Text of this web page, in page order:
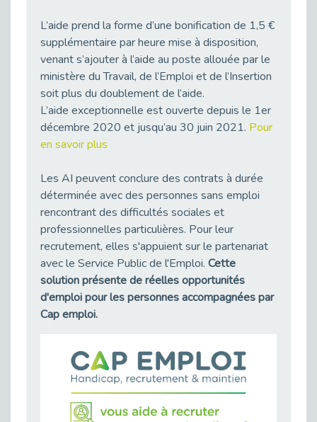
Publié le 31/03/2026
Journée mondiale de sensibilisation à l’autisme
Publié le 31/03/2026
CDD de reconversion : un nouveau contrat pour sécuriser le changement de métier.
Publié le 30/03/2026
Besoin d’un appui ponctuel expertise handicap ?
Publié le 30/03/2026
Publié le 30/03/2026
Mieux appréhender les enjeux du handicap singulier en entreprise - vidéo
Publié le 27/03/2026
DOETH 2025: Fin de l'écrêtement
Publié le 24/03/2026
Déclarer son handicap à son employeur : un levier professionnel ?
Publié le 23/03/2026
Synergie partenariale pour l'Inclusion Professionnelle chez Orange
Publié le 16/03/2026
Cap Emploi : L'accompagnement EXH c’est quoi ?
Publié le 16/03/2026
L’aide prend la forme d’une bonification de 1,5 €
supplémentaire par heure mise à disposition,
venant s’ajouter à l’aide au poste allouée par le
ministère du Travail, de l’Emploi et de l’Insertion
soit plus du doublement de l’aide.
L’aide exceptionnelle est ouverte depuis le 1er
décembre 2020 et jusqu’au 30 juin 2021. Pour
en savoir plus
Les AI peuvent conclure des contrats à durée
déterminée avec des personnes sans emploi
rencontrant des difficultés sociales et
professionnelles particulières. Pour leur
recrutement, elles s'appuient sur le partenariat
avec le Service Public de l'Emploi. Cette
solution présente de réelles opportunités
d'emploi pour les personnes accompagnées par
Cap emploi.